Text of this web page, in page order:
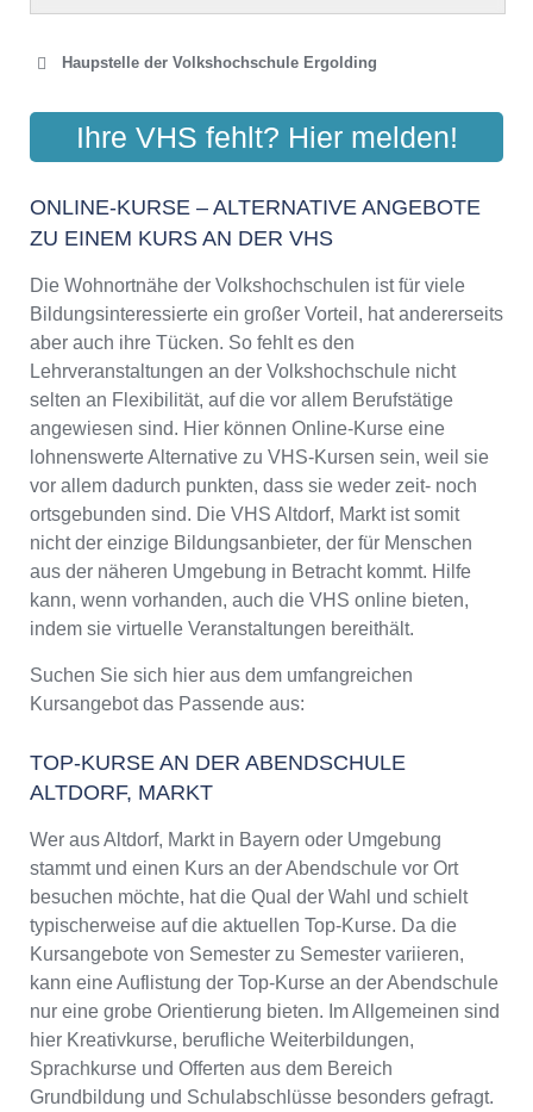
Haupstelle der Volkshochschule Ergolding
VOLKSHOCHSCHULE
LANDSHUTER LAND
Aktualisiert: August 2021
Ihre VHS fehlt? Hier melden!
ONLINE-KURSE – ALTERNATIVE ANGEBOTE
ZU EINEM KURS AN DER VHS
Die Wohnortnähe der Volkshochschulen ist für viele
Bildungsinteressierte ein großer Vorteil, hat andererseits
aber auch ihre Tücken. So fehlt es den
Lehrveranstaltungen an der Volkshochschule nicht
selten an Flexibilität, auf die vor allem Berufstätige
angewiesen sind. Hier können Online-Kurse eine
lohnenswerte Alternative zu VHS-Kursen sein, weil sie
vor allem dadurch punkten, dass sie weder zeit- noch
ortsgebunden sind. Die VHS Altdorf, Markt ist somit
nicht der einzige Bildungsanbieter, der für Menschen
aus der näheren Umgebung in Betracht kommt. Hilfe
kann, wenn vorhanden, auch die VHS online bieten,
indem sie virtuelle Veranstaltungen bereithält.
Suchen Sie sich hier aus dem umfangreichen
Kursangebot das Passende aus:
TOP-KURSE AN DER ABENDSCHULE
ALTDORF, MARKT
Wer aus Altdorf, Markt in Bayern oder Umgebung
stammt und einen Kurs an der Abendschule vor Ort
besuchen möchte, hat die Qual der Wahl und schielt
typischerweise auf die aktuellen Top-Kurse. Da die
Kursangebote von Semester zu Semester variieren,
kann eine Auflistung der Top-Kurse an der Abendschule
nur eine grobe Orientierung bieten. Im Allgemeinen sind
hier Kreativkurse, berufliche Weiterbildungen,
Sprachkurse und Offerten aus dem Bereich
Grundbildung und Schulabschlüsse besonders gefragt.